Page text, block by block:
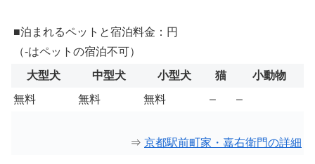
■泊まれるペットと宿泊料金：円
（-はペットの宿泊不可）
大型犬
中型犬 小型犬 猫
小動物
無料
無料 無料 – –
⇒ 京都駅前町家・嘉右衛門の詳細